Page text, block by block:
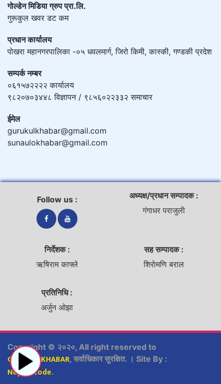
गोल्डेन मिडिया ग्रुप प्रा.लि.
गुरूकुल खवर डट कम
प्रधान कार्यालय
पोखरा महानगरपालिका -०५ धवलमार्ग, जिरो किमी, कास्की, गण्डकी प्रदेश
सम्पर्क नम्बर
०६१५७२२२२ कार्यालय
९८२०७०३४४८ विज्ञापन / ९८५६०२२३३२ समाचार
ईमेल
gurukulkhabar@gmail.com
sunaulokhabar@gmail.com
Follow us :
अध्यक्ष/प्रधान सम्पादक :
गंगाधर पराजुली
निर्देशक :
ऋषिराम काफ्ले
सह सम्पादक :
शिराेमणि बराल
प्रतिनिधि :
अर्जुन ओझा
Copyright © २०२०, All right reserved to
GURUKULKHABAR, सर्वाधिकार सुरक्षित. । Site By :
Nepsyscode.